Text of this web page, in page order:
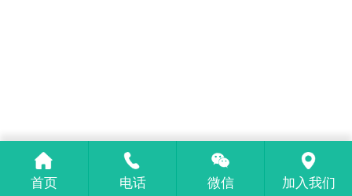
首页 电话 微信 加入我们